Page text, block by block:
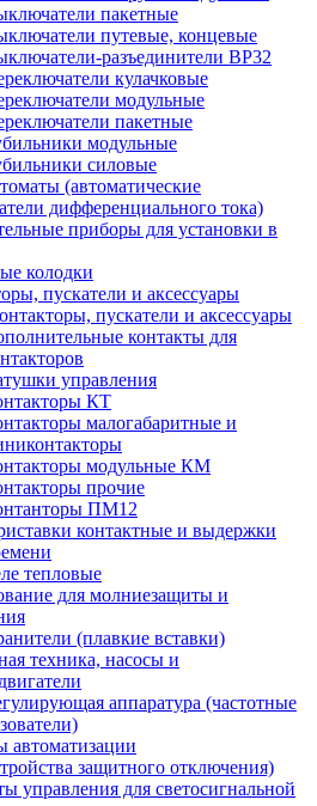
пакетные
путевые, концевые
разъединители ВР32
кулачковые
модульные
пакетные
модульные
силовые
(автоматические
дифференциального тока)
приборы для установки в
колодки
пускатели и аксессуары
пускатели и аксессуары
контакты для
управления
КТ
малогабаритные и
модульные КМ
прочие
ПМ12
контактные и выдержки
тепловые
для молниезащиты и
(плавкие вставки)
техника, насосы и
аппаратура (частотные
автоматизации
защитного отключения)
управления для светосигнальной